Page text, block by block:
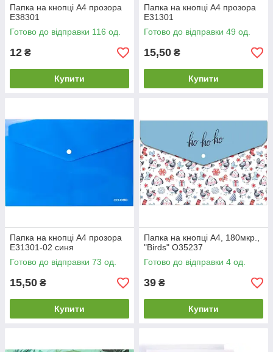
Папка на кнопці А4 прозора
E38301
Готово до відправки 116 од.
12 ₴
Купити
Папка на кнопці А4 прозора
Е31301
Готово до відправки 49 од.
15,50 ₴
Купити
Папка на кнопці А4 прозора
Е31301-02 синя
Готово до відправки 73 од.
15,50 ₴
Купити
Папка на кнопці А4, 180мкр.,
"Birds" O35237
Готово до відправки 4 од.
39 ₴
Купити